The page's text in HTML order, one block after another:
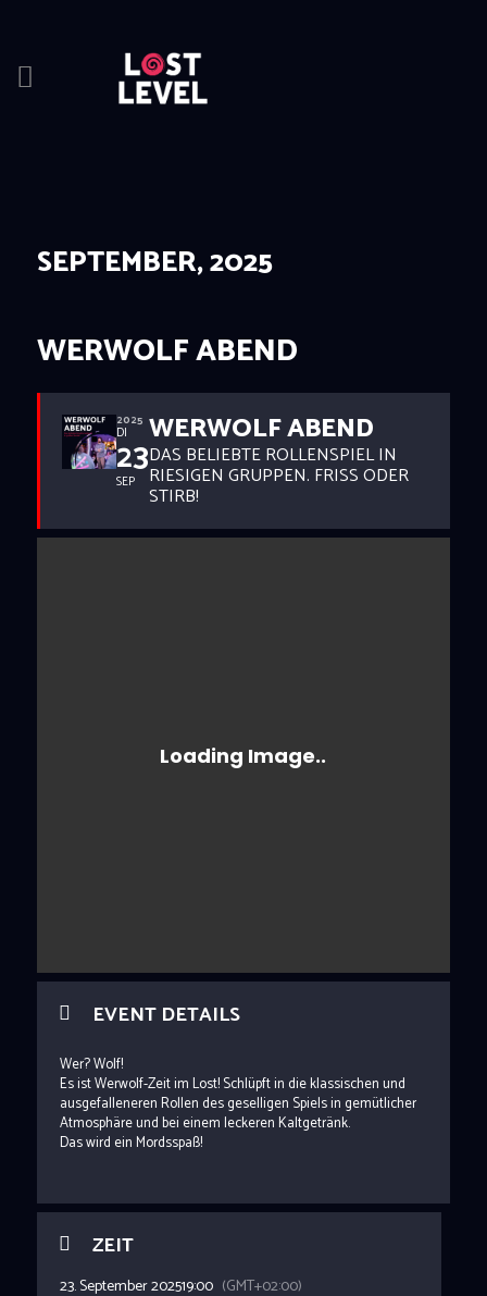
EVENTS
ABOUT
RESERVIERUNG
SEPTEMBER, 2025
WERWOLF ABEND
2025
DI
23
SEP
WERWOLF ABEND
DAS BELIEBTE ROLLENSPIEL IN
RIESIGEN GRUPPEN. FRISS ODER
STIRB!
EVENT DETAILS
Wer? Wolf!
Es ist Werwolf-Zeit im Lost! Schlüpft in die klassischen und
ausgefalleneren Rollen des geselligen Spiels in gemütlicher
Atmosphäre und bei einem leckeren Kaltgetränk.
Das wird ein Mordsspaß!
ZEIT
23. September 202519:00 (GMT+02:00)